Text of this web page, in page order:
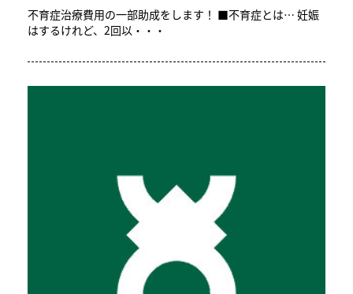
不育症治療費用の一部助成をします！ ■不育症とは… 妊娠
はするけれど、2回以・・・